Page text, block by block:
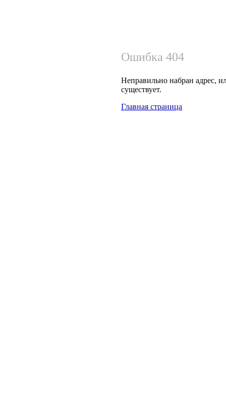
Ошибка 404
Неправильно набран адрес,
существует.
Главная страница